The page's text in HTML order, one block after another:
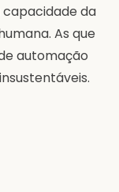
da
As que
automação